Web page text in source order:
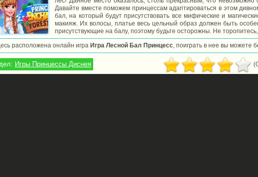
Давайте вместе поможем принцессам адаптироваться в этом
бал, на который будут присутствовать все мифические и
макияж. Их волосы, платье весь цельный образ должен быть
присутствующие на балу, поэтому будьте осторожны. Не
расположена онлайн игра Игра Лесной Бал Принцесс, поиграть в нее вы можете
Игры Принцессы Диснея